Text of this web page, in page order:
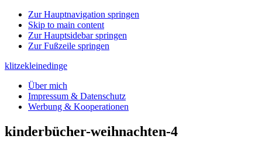
Zur Hauptnavigation springen
Skip to main content
Zur Hauptsidebar springen
Zur Fußzeile springen
klitzekleinedinge
Über mich
Impressum & Datenschutz
Werbung & Kooperationen
kinderbücher-weihnachten-4